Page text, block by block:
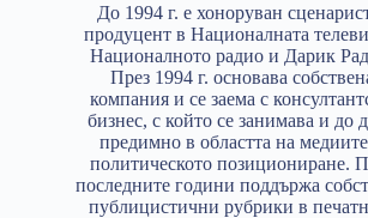
До 1994 г. е хоноруван
продуцент в Националната
Националното радио и Дарик
През 1994 г. основава
компания и се заема с
бизнес, с който се занимава и до
предимно в областта на
политическото позициониране.
последните години поддържа
публицистични рубрики в